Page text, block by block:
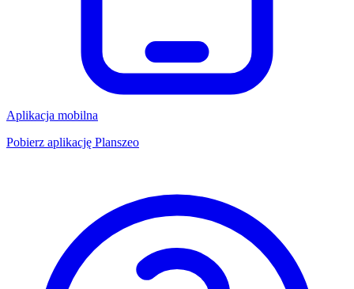
Aplikacja mobilna
Pobierz aplikację Planszeo